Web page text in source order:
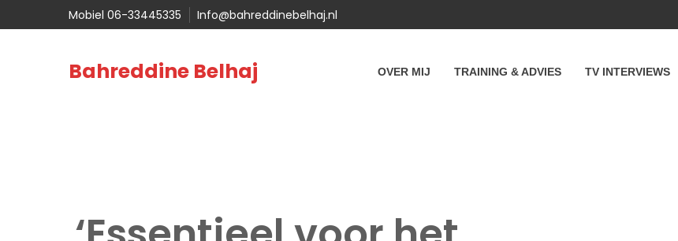
Mobiel 06-33445335 Info@bahreddinebelhaj.nl
Bahreddine Belhaj OVER MIJ TRAINING & ADVIES TV INTERVIEWS